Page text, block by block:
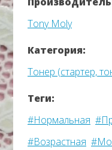
Tony Moly
Категория:
Тонер (стартер,
Теги:
#Нормальная
#Возрастная